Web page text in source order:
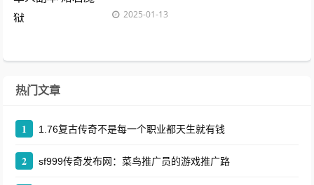
2025-01-13
热门文章
1 1.76复古传奇不是每一个职业都天生就有钱
2 sf999传奇发布网：菜鸟推广员的游戏推广路